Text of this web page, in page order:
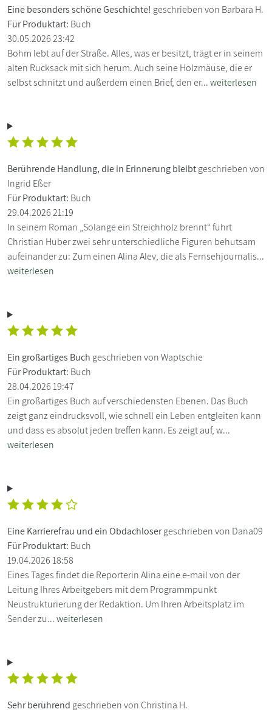
Eine besonders schöne Geschichte! geschrieben von Barbara H.
Für Produktart: Buch
30.05.2026 23:42
Bohm lebt auf der Straße. Alles, was er besitzt, trägt er in seinem
alten Rucksack mit sich herum. Auch seine Holzmäuse, die er
selbst schnitzt und außerdem einen Brief, den er...weiterlesen
Berührende Handlung, die in Erinnerung bleibtgeschrieben von
Ingrid Eßer
Für Produktart: Buch
29.04.2026 21:19
In seinem Roman „Solange ein Streichholz brennt“ führt
Christian Huber zwei sehr unterschiedliche Figuren behutsam
aufeinander zu: Zum einen Alina Alev, die als Fernsehjournalis...
weiterlesen
Ein großartiges Buch geschrieben von Waptschie
Für Produktart: Buch
28.04.2026 19:47
Ein großartiges Buch auf verschiedensten Ebenen. Das Buch
zeigt ganz eindrucksvoll, wie schnell ein Leben entgleiten kann
und dass es absolut jeden treffen kann. Es zeigt auf, w...
weiterlesen
Eine Karrierefrau und ein Obdachlosergeschrieben von Dana09
Für Produktart: Buch
19.04.2026 18:58
Eines Tages findet die Reporterin Alina eine e-mail von der
Leitung Ihres Arbeitgebers mit dem Programmpunkt
Neustrukturierung der Redaktion. Um Ihren Arbeitsplatz im
Sender zu...weiterlesen
Sehr berührend geschrieben von Christina H.